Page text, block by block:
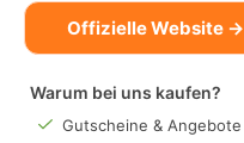
Offizielle Website →
Warum bei uns kaufen?
Gutscheine & Angebote